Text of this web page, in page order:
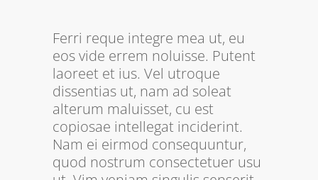
Ferri reque integre mea ut, eu
eos vide errem noluisse. Putent
laoreet et ius. Vel utroque
dissentias ut, nam ad soleat
alterum maluisset, cu est
copiosae intellegat inciderint.
Nam ei eirmod consequuntur,
quod nostrum consectetuer usu